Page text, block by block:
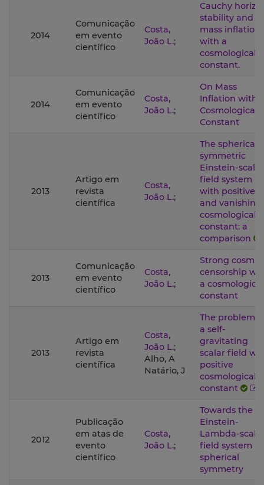
2014
Comunicação
em evento
científico
Costa,
João L.;
Cauchy
stability and
mass inflation
with a
cosmological
constant.
2014
Comunicação
em evento
científico
Costa,
João L.;
On Mass
Inflation with
Cosmological
Constant
2013
Artigo em
revista
científica
Costa,
João L.;
The spherically
symmetric
Einstein-scalar
field system
with positive
and vanishing
cosmological
constant: a
comparison
2013
Comunicação
em evento
científico
Costa,
João L.;
Strong cosmic
censorship
a cosmological
constant
2013
Artigo em
revista
científica
Costa,
João L.;
Alho, A
Natário, J
The problem
a self-
gravitating
scalar field
positive
cosmological
constant
2012
Publicação
em atas de
evento
científico
Costa,
João L.;
Towards the
Einstein-
Lambda-
field system in
spherical
symmetry